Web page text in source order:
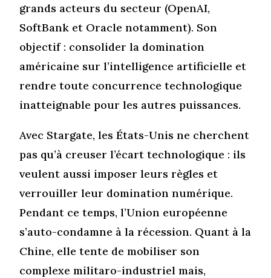
grands acteurs du secteur (OpenAI,
SoftBank et Oracle notamment). Son
objectif : consolider la domination
américaine sur l’intelligence artificielle et
rendre toute concurrence technologique
inatteignable pour les autres puissances.
Avec Stargate, les États-Unis ne cherchent
pas qu’à creuser l’écart technologique : ils
veulent aussi imposer leurs règles et
verrouiller leur domination numérique.
Pendant ce temps, l’Union européenne
s’auto-condamne à la récession. Quant à la
Chine, elle tente de mobiliser son
complexe militaro-industriel mais,